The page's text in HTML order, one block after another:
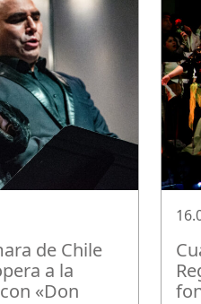
de Chile
a la
«Don